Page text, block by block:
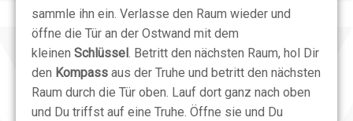
sammle ihn ein. Verlasse den Raum wieder und
öffne die Tür an der Ostwand mit dem
kleinen Schlüssel . Betritt den nächsten Raum, hol Dir
den Kompass aus der Truhe und betritt den nächsten
Raum durch die Tür oben. Lauf dort ganz nach oben
und Du triffst auf eine Truhe. Öffne sie und Du